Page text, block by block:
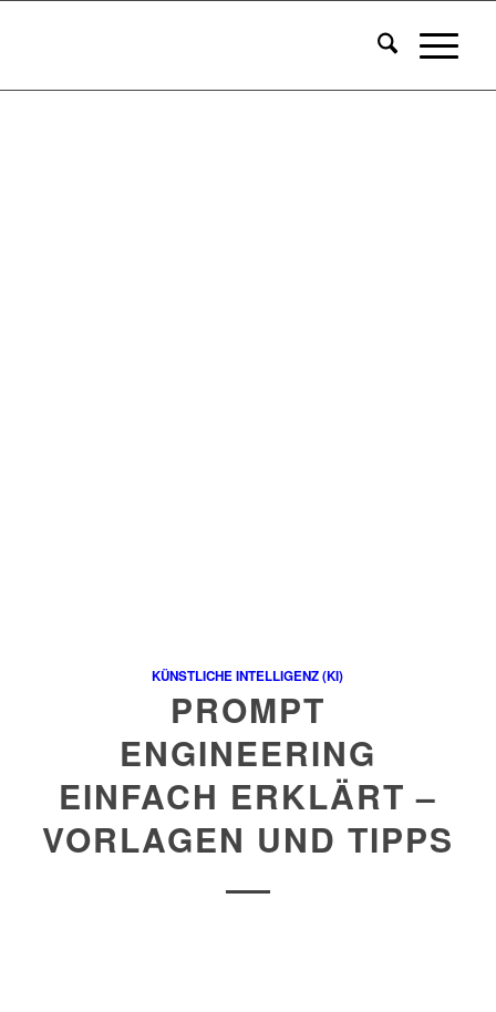
KÜNSTLICHE INTELLIGENZ (KI)
PROMPT
ENGINEERING
EINFACH ERKLÄRT –
VORLAGEN UND TIPPS